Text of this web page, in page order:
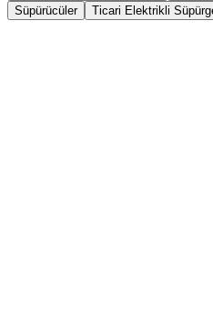
Süpürücüler
Ticari Elektrikli